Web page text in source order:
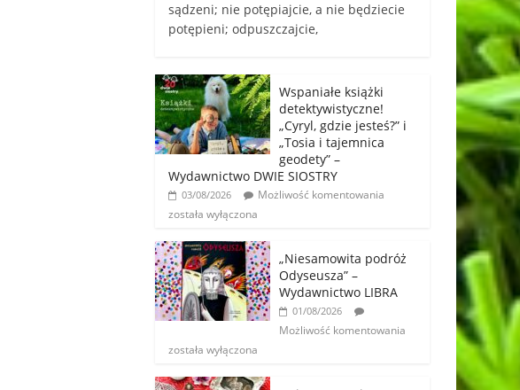
sądzeni; nie potępiajcie, a nie będziecie
potępieni; odpuszczajcie,
Wspaniałe książki
detektywistyczne!
„Cyryl, gdzie jesteś?” i
„Tosia i tajemnica
geodety” –
Wydawnictwo DWIE SIOSTRY
03/08/2026
Możliwość komentowania
została wyłączona
„Niesamowita podróż
Odyseusza” –
Wydawnictwo LIBRA
01/08/2026
Możliwość komentowania
została wyłączona